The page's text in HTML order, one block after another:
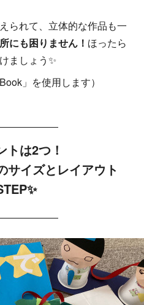
られて、立体的な作品も一
にも困りません！ ほったら
ましょう✨
」を使用します）
は2つ！
イズとレイアウト